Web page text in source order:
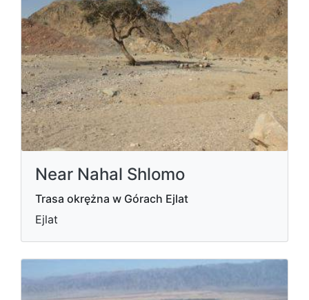
Near Nahal Shlomo
Trasa okrężna w Górach Ejlat
Ejlat